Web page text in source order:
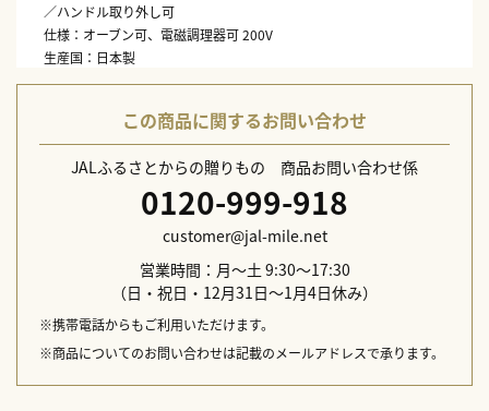
／ハンドル取り外し可
仕様：オーブン可、電磁調理器可 200V
生産国：日本製
この商品に関するお問い合わせ
JALふるさとからの贈りもの 商品お問い合わせ係
0120-999-918
customer@jal-mile.net
営業時間：月～土 9:30～17:30
（日・祝日・12月31日～1月4日休み）
※携帯電話からもご利用いただけます。
※商品についてのお問い合わせは記載のメールアドレスで承ります。